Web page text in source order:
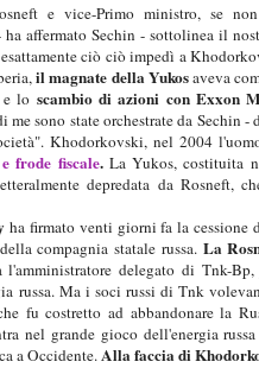
e vice-Primo ministro, se
affermato Sechin - sottolinea il
ciò ciò impedì a
il magnate della Yukosaveva
e lo scambio di azioni con Exxon
sono state orchestrate da Sechin -
Khodorkovski, nel 2004
frode fiscale.La Yukos, costituita
depredata da Rosneft,
ha firmato venti giorni fa la cessione
compagnia statale russa. La
delegato di Tnk-
russa. Ma i soci russi di Tnk
fu costretto ad abbandonare la
nel grande gioco dell'energia
a Occidente.Alla faccia di